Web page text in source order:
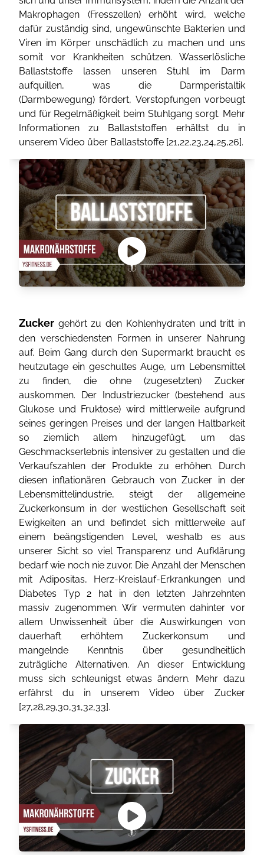
Makrophagen (Fresszellen) erhöht wird, welche
dafür zuständig sind, ungewünschte Bakterien und
Viren im Körper unschädlich zu machen und uns
somit vor Krankheiten schützen. Wasserlösliche
Ballaststoffe lassen unseren Stuhl im Darm
aufquillen, was die Darmperistaltik
(Darmbewegung) fördert, Verstopfungen vorbeugt
und für Regelmäßigkeit beim Stuhlgang sorgt. Mehr
Informationen zu Ballaststoffen erhältst du in
unserem Video über Ballaststoffe [21,22,23,24,25,26].
Zucker gehört zu den Kohlenhydraten und tritt in
den verschiedensten Formen in unserer Nahrung
auf. Beim Gang durch den Supermarkt braucht es
heutzutage ein geschultes Auge, um Lebensmittel
zu finden, die ohne (zugesetzten) Zucker
auskommen. Der Industriezucker (bestehend aus
Glukose und Fruktose) wird mittlerweile aufgrund
seines geringen Preises und der langen Haltbarkeit
so ziemlich allem hinzugefügt, um das
Geschmackserlebnis intensiver zu gestalten und die
Verkaufszahlen der Produkte zu erhöhen. Durch
diesen inflationären Gebrauch von Zucker in der
Lebensmittelindustrie, steigt der allgemeine
Zuckerkonsum in der westlichen Gesellschaft seit
Ewigkeiten an und befindet sich mittlerweile auf
einem beängstigenden Level, weshalb es aus
unserer Sicht so viel Transparenz und Aufklärung
bedarf wie noch nie zuvor. Die Anzahl der Menschen
mit Adipositas, Herz-Kreislauf-Erkrankungen und
Diabetes Typ 2 hat in den letzten Jahrzehnten
massiv zugenommen. Wir vermuten dahinter vor
allem Unwissenheit über die Auswirkungen von
dauerhaft erhöhtem Zuckerkonsum und
mangelnde Kenntnis über gesundheitlich
zuträgliche Alternativen. An dieser Entwicklung
muss sich schleunigst etwas ändern. Mehr dazu
erfährst du in unserem Video über Zucker
[27,28,29,30,31,32,33].